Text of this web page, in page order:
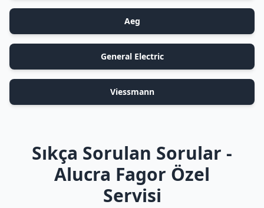
Aeg
General Electric
Viessmann
Sıkça Sorulan Sorular -
Alucra Fagor Özel
Servisi